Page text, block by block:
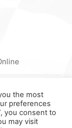
the most
preferences
you consent to
may visit